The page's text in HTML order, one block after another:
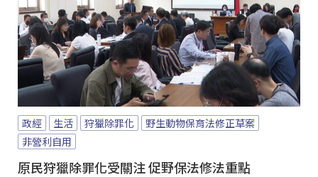
政經 生活 狩獵除罪化
野生動物保育法修正草案
非營利自用
原民狩獵除罪化受關注 促野保法修法重點